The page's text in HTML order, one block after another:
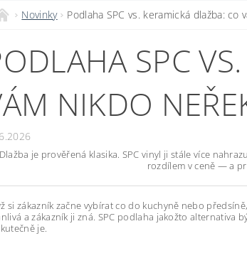
A SILIKONY SAMONIVELAČNÍ HMOTY A
A DEKORACE
Novinky Podlaha SPC vs. keramická dlažba: co
SPC
NIKDO
Dlažba je prověřená klasika. SPC vinyl ji stále více
rozdílem v ceně — a
si zákazník začne vybírat co do kuchyně nebo
a zákazník ji zná. SPC podlaha jakožto alternativa
je.